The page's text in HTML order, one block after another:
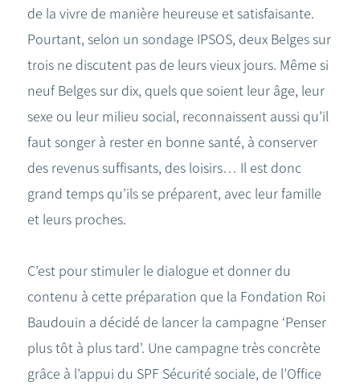
de la vivre de manière heureuse et satisfaisante.
Pourtant, selon un sondage IPSOS, deux Belges sur
trois ne discutent pas de leurs vieux jours. Même si
neuf Belges sur dix, quels que soient leur âge, leur
sexe ou leur milieu social, reconnaissent aussi qu’il
faut songer à rester en bonne santé, à conserver
des revenus suffisants, des loisirs… Il est donc
grand temps qu’ils se préparent, avec leur famille
et leurs proches.
C’est pour stimuler le dialogue et donner du
contenu à cette préparation que la Fondation Roi
Baudouin a décidé de lancer la campagne ‘Penser
plus tôt à plus tard’. Une campagne très concrète
grâce à l’appui du SPF Sécurité sociale, de l’Office